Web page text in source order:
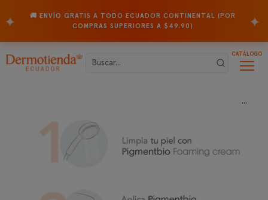
✦
🚚 ENVÍO GRATIS A TODO ECUADOR CONTINENTAL (POR
COMPRAS SUPERIORES A $49.90)
✦
CATÁLOGO
...